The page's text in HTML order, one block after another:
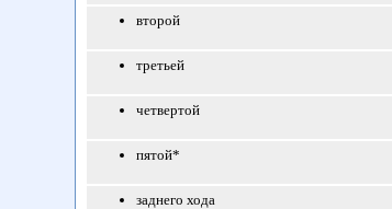
второй
третьей
четвертой
пятой*
заднего хода